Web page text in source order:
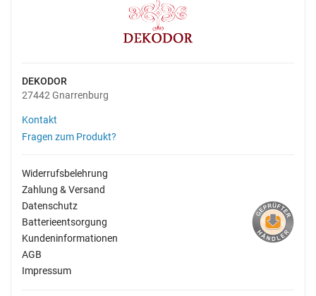
DEKODOR
27442 Gnarrenburg
Kontakt
Fragen zum Produkt?
Widerrufsbelehrung
Zahlung & Versand
Datenschutz
Batterieentsorgung
Kundeninformationen
AGB
Impressum